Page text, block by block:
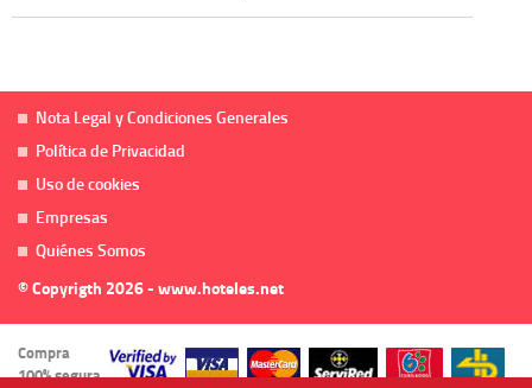
Nota Legal y Condiciones Generales
Política de Privacidad
Uso de cookies
Empresas
Quiénes Somos
© Copyrigth 2026 - www.hoteles.net
Compra
100% segura